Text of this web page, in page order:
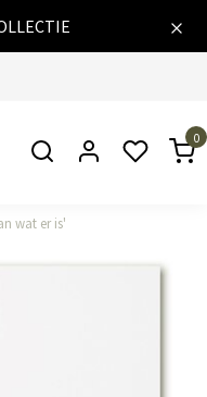
0
wat er is'